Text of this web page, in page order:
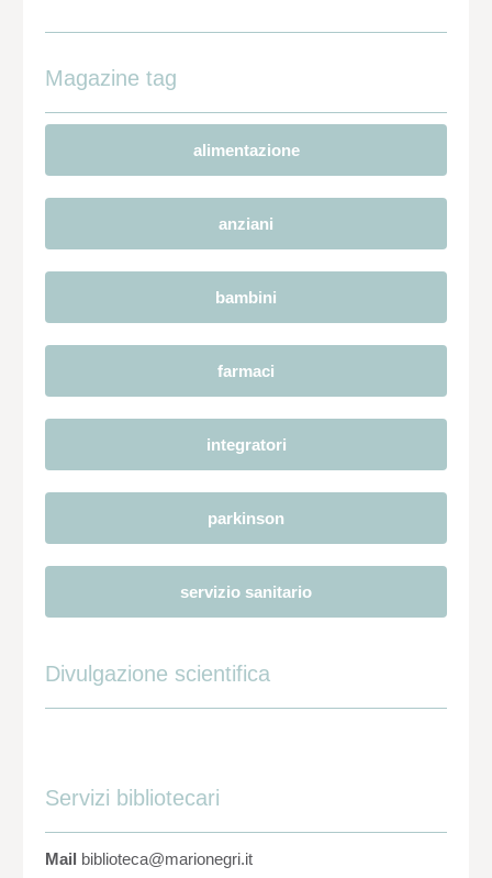
Magazine tag
alimentazione
anziani
bambini
farmaci
integratori
parkinson
servizio sanitario
Divulgazione scientifica
Servizi bibliotecari
Mail biblioteca@marionegri.it